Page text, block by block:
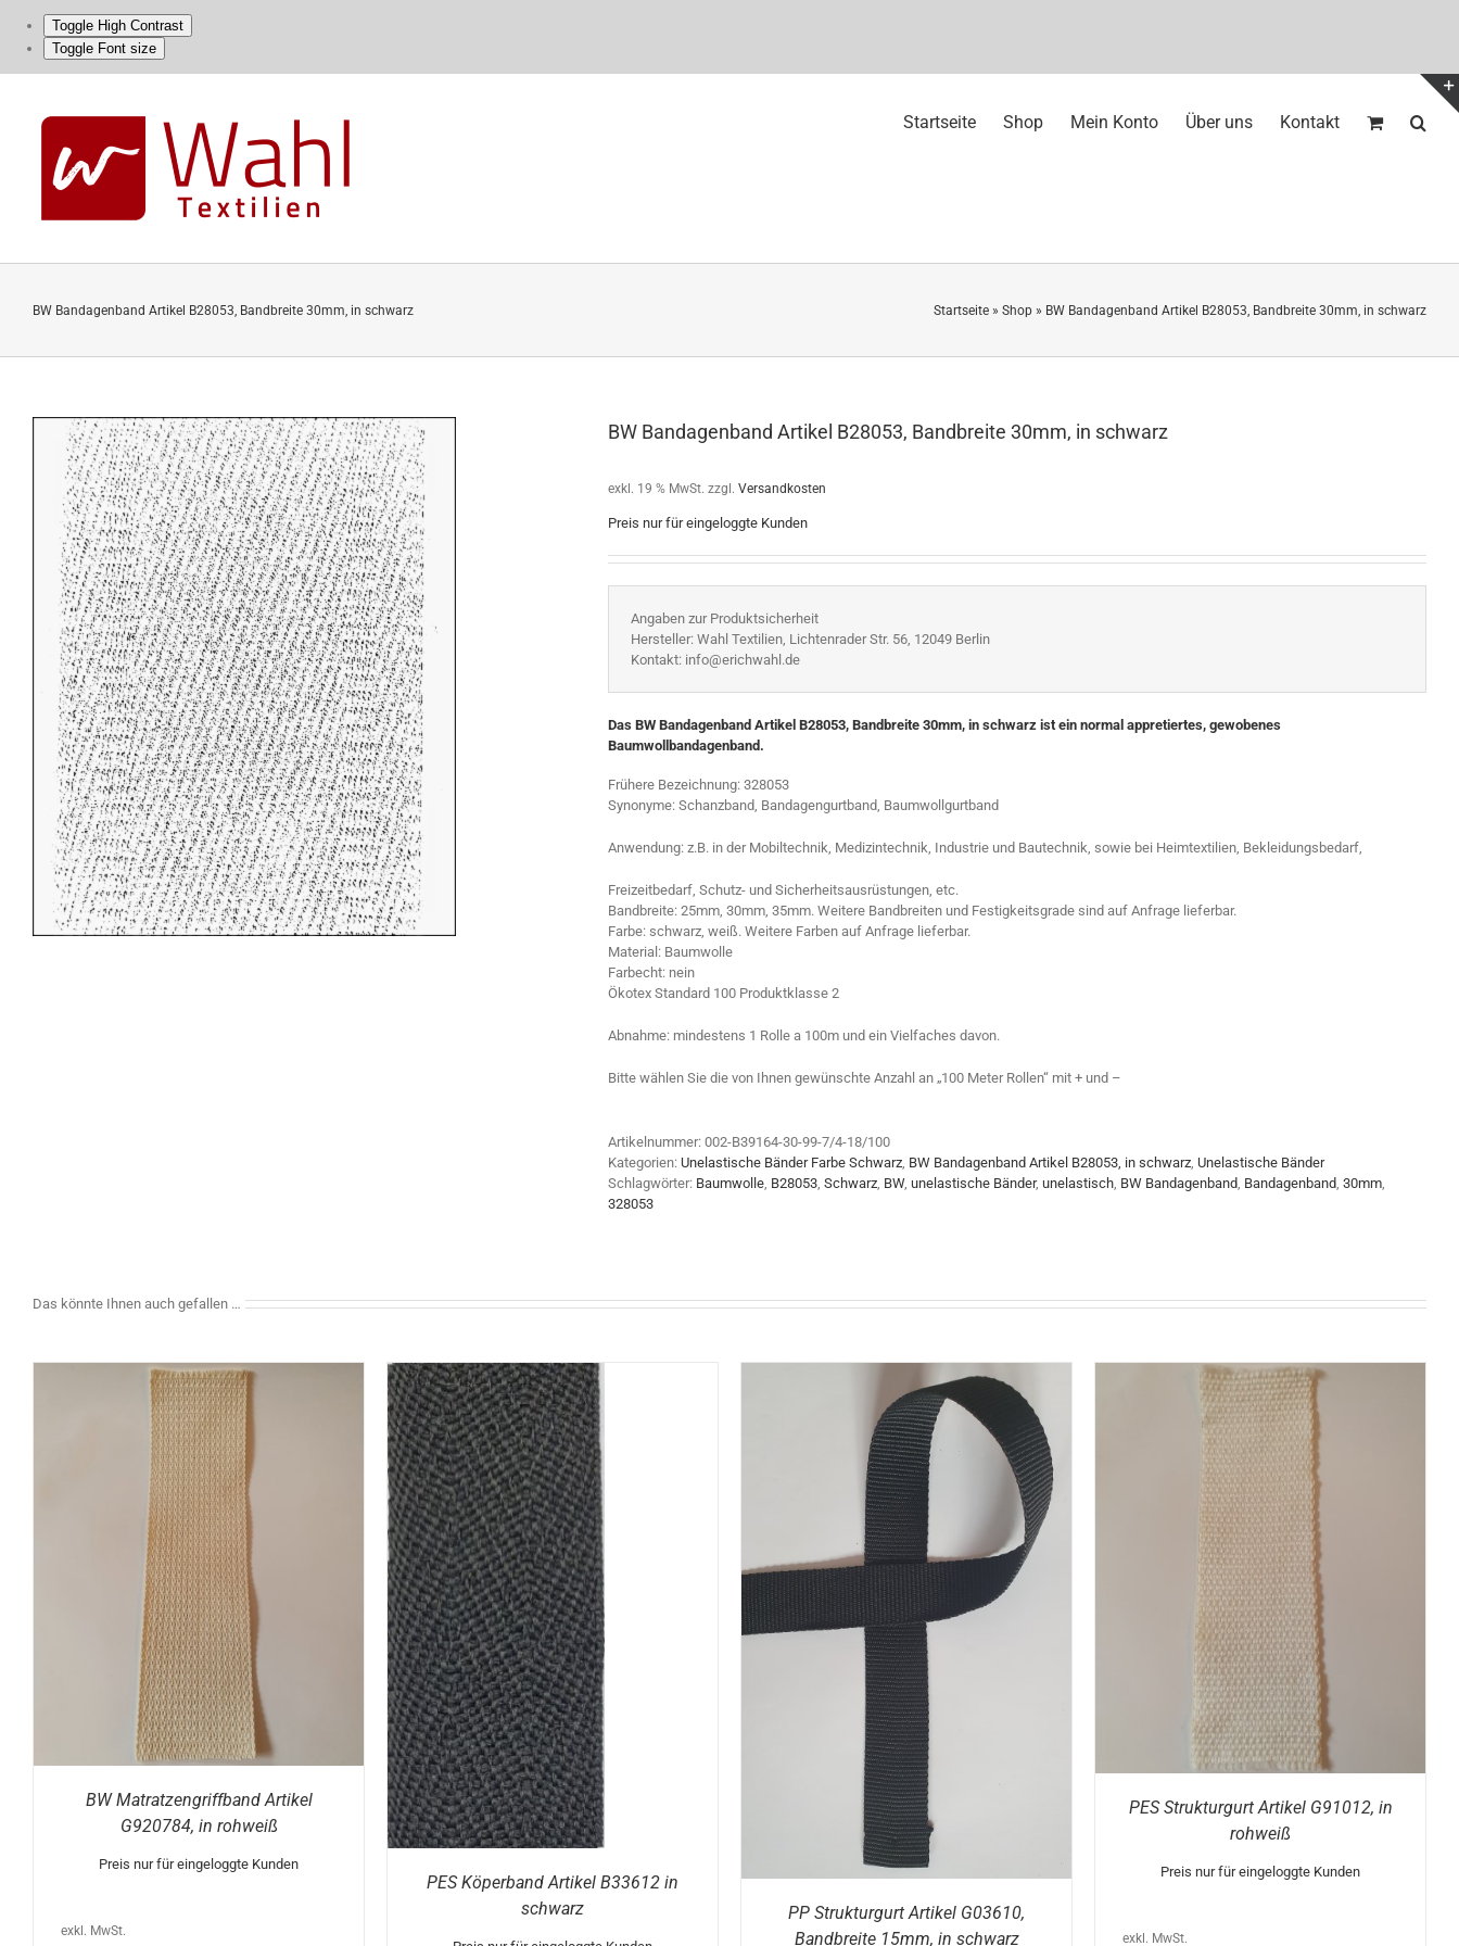
Toggle High Contrast
Toggle Font size
content
Startseite Shop Mein Konto Über uns Kontakt
BW Bandagenband Artikel B28053, Bandbreite 30mm, in schwarz Startseite » Shop » BW Bandagenband Artikel B28053, Bandbreite 30mm, in schwarz
BW Bandagenband Artikel B28053, Bandbreite 30mm, in schwarz
exkl. 19 % MwSt. zzgl. Versandkosten
Preis nur für eingeloggte Kunden
Angaben zur Produktsicherheit
Hersteller: Wahl Textilien, Lichtenrader Str. 56, 12049 Berlin
Kontakt: info@erichwahl.de
Das BW Bandagenband Artikel B28053, Bandbreite 30mm, in schwarz ist ein normal appretiertes, gewobenes
Baumwollbandagenband.
Frühere Bezeichnung: 328053
Synonyme: Schanzband, Bandagengurtband, Baumwollgurtband
Anwendung: z.B. in der Mobiltechnik, Medizintechnik, Industrie und Bautechnik, sowie bei Heimtextilien, Bekleidungsbedarf,
Freizeitbedarf, Schutz- und Sicherheitsausrüstungen, etc.
Bandbreite: 25mm, 30mm, 35mm. Weitere Bandbreiten und Festigkeitsgrade sind auf Anfrage lieferbar.
Farbe: schwarz, weiß. Weitere Farben auf Anfrage lieferbar.
Material: Baumwolle
Farbecht: nein
Ökotex Standard 100 Produktklasse 2
Abnahme: mindestens 1 Rolle a 100m und ein Vielfaches davon.
Bitte wählen Sie die von Ihnen gewünschte Anzahl an „100 Meter Rollen“ mit + und –
Artikelnummer: 002-B39164-30-99-7/4-18/100
Kategorien: Unelastische Bänder Farbe Schwarz BW Bandagenband Artikel B28053, in schwarz Unelastische Bänder
Schlagwörter: Baumwolle B28053 Schwarz BW, unelastische Bänder, unelastisch BW Bandagenband Bandagenband 30mm
328053
Das könnte Ihnen auch gefallen …
BW Matratzengriffband Artikel
G920784, in rohweiß
Preis nur für eingeloggte Kunden
exkl. MwSt.
AUSFÜHRUNG WÄHLEN
DIESES
PRODUKT
WEIST
MEHRERE
VARIANTEN
AUF.
DIE
OPTIONEN
KÖNNEN
AUF
PRODUKTSEITE
GEWÄHLT
WERDEN
/
PES Köperband Artikel B33612 in
schwarz
IN DEN WARENKORB
PP Strukturgurt Artikel G03610,
Bandbreite 15mm, in schwarz
AUSFÜHRUNG WÄHLEN
PRODUKT
WEIST
MEHRERE
DETAILS
PES Strukturgurt Artikel G91012, in
rohweiß
Preis nur für eingeloggte Kunden
exkl. MwSt.